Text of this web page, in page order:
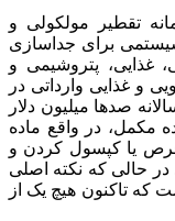
تقطیر مولکولی و
برای جداسازی
غذایی، پتروشیمی و
مکمل دارویی و غذایی وارداتی در
صدها میلیون دلار
مکمل، در واقع ماده
قرص یا کپسول کردن و
در حالی که نکته اصلی
که تاکنون هیچ یک از